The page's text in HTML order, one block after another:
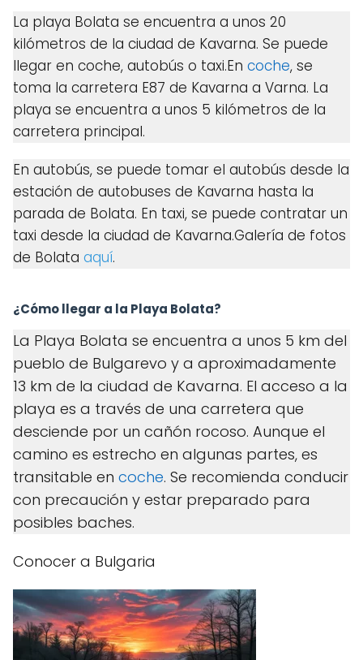
La playa Bolata se encuentra a unos 20
kilómetros de la ciudad de Kavarna. Se puede
llegar en coche, autobús o taxi.En coche, se
toma la carretera E87 de Kavarna a Varna. La
playa se encuentra a unos 5 kilómetros de la
carretera principal.
En autobús, se puede tomar el autobús desde la
estación de autobuses de Kavarna hasta la
parada de Bolata. En taxi, se puede contratar un
taxi desde la ciudad de Kavarna.Galería de fotos
de Bolata aquí.
¿Cómo llegar a la Playa Bolata?
La Playa Bolata se encuentra a unos 5 km del
pueblo de Bulgarevo y a aproximadamente
13 km de la ciudad de Kavarna. El acceso a la
playa es a través de una carretera que
desciende por un cañón rocoso. Aunque el
camino es estrecho en algunas partes, es
transitable en coche. Se recomienda conducir
con precaución y estar preparado para
posibles baches.
Conocer a Bulgaria